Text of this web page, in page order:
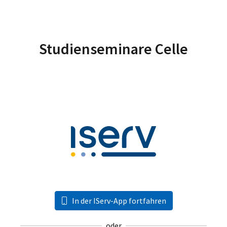
Studienseminare Celle
In der IServ-App fortfahren